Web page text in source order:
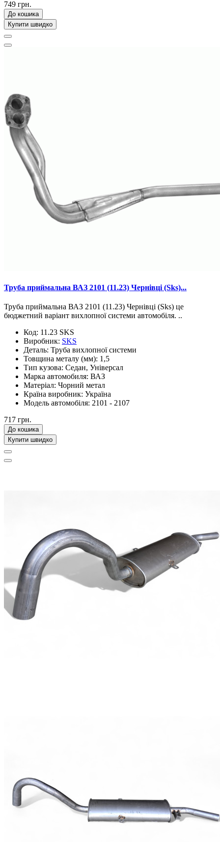
749 грн.
До кошика
Купити швидко
Труба приймальна ВАЗ 2101 (11.23) Чернівці (Sks)...
Труба приймальна ВАЗ 2101 (11.23) Чернівці (Sks) це
бюджетний варіант вихлопної системи автомобіля. ..
Код: 11.23 SKS
Виробник: SKS
Деталь: Труба вихлопної системи
Товщина металу (мм): 1,5
Тип кузова: Седан, Універсал
Марка автомобиля: ВАЗ
Матеріал: Чорний метал
Країна виробник: Україна
Модель автомобіля: 2101 - 2107
717 грн.
До кошика
Купити швидко